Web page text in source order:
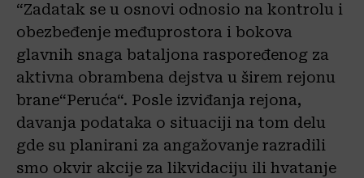
“Zadatak se u osnovi odnosio na kontrolu i
obezbeđenje međuprostora i bokova
glavnih snaga bataljona raspoređenog za
aktivna obrambena dejstva u širem rejonu
brane“Peruća“. Posle izviđanja rejona,
davanja podataka o situaciji na tom delu
gde su planirani za angažovanje razradili
smo okvir akcije za likvidaciju ili hvatanje